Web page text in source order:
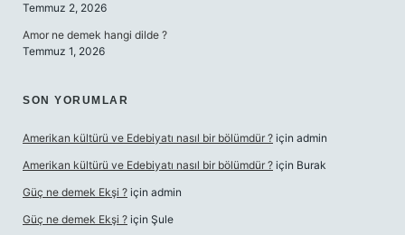
Temmuz 2, 2026
Amor ne demek hangi dilde ?
Temmuz 1, 2026
SON YORUMLAR
Amerikan kültürü ve Edebiyatı nasıl bir bölümdür ? için admin
Amerikan kültürü ve Edebiyatı nasıl bir bölümdür ? için Burak
Güç ne demek Ekşi ? için admin
Güç ne demek Ekşi ? için Şule